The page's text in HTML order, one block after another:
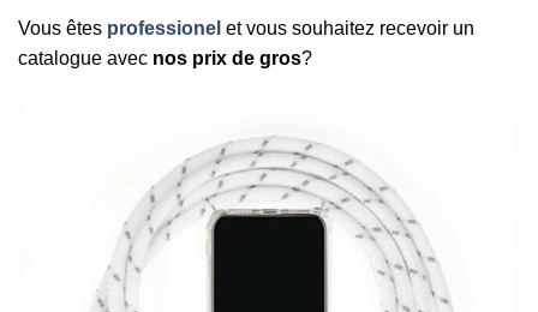
Vous êtes professionel et vous souhaitez recevoir un
catalogue avec nos prix de gros?